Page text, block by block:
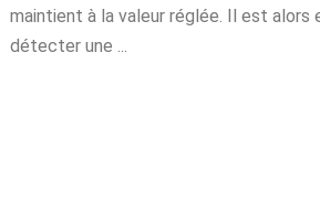
maintient à la valeur réglée. Il est alors
détecter une ...